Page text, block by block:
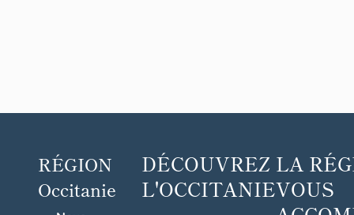
RÉGION
Occitanie
DÉCOUVREZ
L'OCCITANIE
LA
VOUS